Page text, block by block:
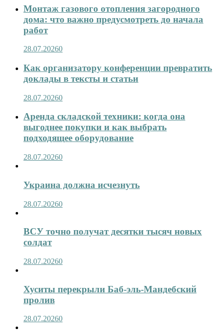
Монтаж газового отопления загородного
дома: что важно предусмотреть до начала
работ
28.07.20260
Как организатору конференции превратить
доклады в тексты и статьи
28.07.20260
Аренда складской техники: когда она
выгоднее покупки и как выбрать
подходящее оборудование
28.07.20260
Украина должна исчезнуть
28.07.20260
ВСУ точно получат десятки тысяч новых
солдат
28.07.20260
Хуситы перекрыли Баб-эль-Мандебский
пролив
28.07.20260